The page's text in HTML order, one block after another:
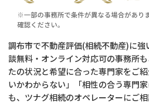
遺
相
遺
相
費
コ
相
遺
調布市で不動産評価(相続不動産)に
談無料・オンライン対応可の事務所
たの状況と希望に合った専門家をご
いかわからない」「相性の合う専門
も、ツナグ相続のオペレーターにご相